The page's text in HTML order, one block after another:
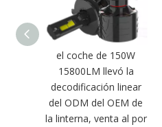
el coche de 150W
15800LM llevó la
decodificación linear
del ODM del OEM de
la linterna, venta al por